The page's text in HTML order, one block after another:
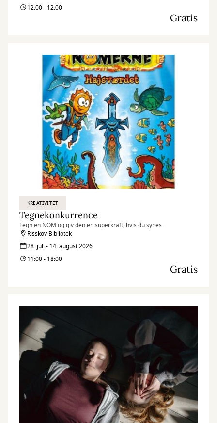
12:00 - 12:00
Gratis
KREATIVITET
Tegnekonkurrence
Tegn en NOM og giv den en superkraft, hvis du synes.
Risskov Bibliotek
28. juli - 14. august 2026
11:00 - 18:00
Gratis